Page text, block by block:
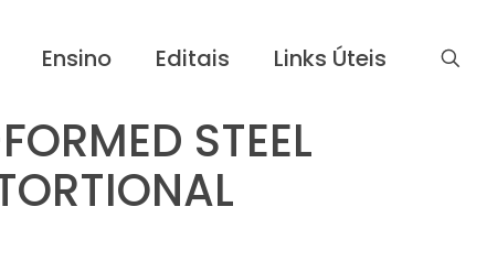
Ensino Editais Links Úteis
STEEL